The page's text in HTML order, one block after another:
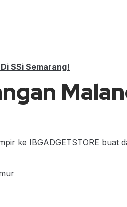
SSi Semarang!
ke IBGADGETSTORE